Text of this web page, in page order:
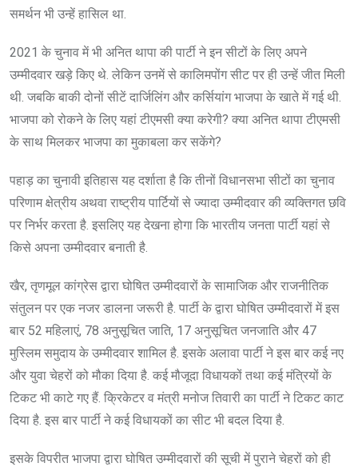
समर्थन भी उन्हें हासिल था.
2021 के चुनाव में भी अनित थापा की पार्टी ने इन सीटों के लिए अपने
उम्मीदवार खड़े किए थे. लेकिन उनमें से कालिमपोंग सीट पर ही उन्हें जीत मिली
थी. जबकि बाकी दोनों सीटें दार्जिलिंग और कर्सियांग भाजपा के खाते में गई थी.
भाजपा को रोकने के लिए यहां टीएमसी क्या करेगी? क्या अनित थापा टीएमसी
के साथ मिलकर भाजपा का मुकाबला कर सकेंगे?
पहाड़ का चुनावी इतिहास यह दर्शाता है कि तीनों विधानसभा सीटों का चुनाव
परिणाम क्षेत्रीय अथवा राष्ट्रीय पार्टियों से ज्यादा उम्मीदवार की व्यक्तिगत छवि
पर निर्भर करता है. इसलिए यह देखना होगा कि भारतीय जनता पार्टी यहां से
किसे अपना उम्मीदवार बनाती है.
खैर, तृणमूल कांग्रेस द्वारा घोषित उम्मीदवारों के सामाजिक और राजनीतिक
संतुलन पर एक नजर डालना जरूरी है. पार्टी के द्वारा घोषित उम्मीदवारों में इस
बार 52 महिलाएं, 78 अनुसूचित जाति, 17 अनुसूचित जनजाति और 47
मुस्लिम समुदाय के उम्मीदवार शामिल है. इसके अलावा पार्टी ने इस बार कई नए
और युवा चेहरों को मौका दिया है. कई मौजूदा विधायकों तथा कई मंत्रियों के
टिकट भी काटे गए हैं. क्रिकेटर व मंत्री मनोज तिवारी का पार्टी ने टिकट काट
दिया है. इस बार पार्टी ने कई विधायकों का सीट भी बदल दिया है.
इसके विपरीत भाजपा द्वारा घोषित उम्मीदवारों की सूची में पुराने चेहरों को ही